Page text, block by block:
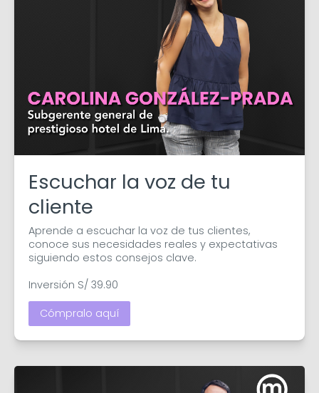
Escuchar la voz de tu
cliente
Aprende a escuchar la voz de tus clientes,
conoce sus necesidades reales y expectativas
siguiendo estos consejos clave.
Inversión S/ 39.90
Cómpralo aquí